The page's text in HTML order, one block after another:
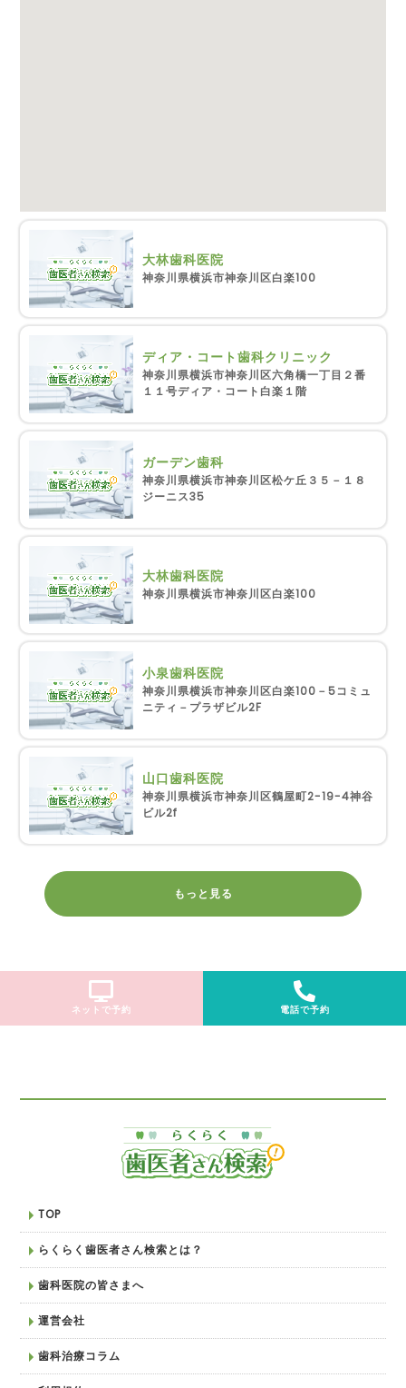
大林歯科医院
神奈川県横浜市神奈川区白楽100
ディア・コート歯科クリニック
神奈川県横浜市神奈川区六角橋一丁目２番
１１号ディア・コート白楽１階
ガーデン歯科
神奈川県横浜市神奈川区松ケ丘３５－１８
ジーニス35
大林歯科医院
神奈川県横浜市神奈川区白楽100
小泉歯科医院
神奈川県横浜市神奈川区白楽100－5コミュ
ニティ－プラザビル2F
山口歯科医院
神奈川県横浜市神奈川区鶴屋町2-19-4神谷
ビル2f
もっと見る
ネットで予約 電話で予約
TOP
らくらく歯医者さん検索とは？
歯科医院の皆さまへ
運営会社
歯科治療コラム